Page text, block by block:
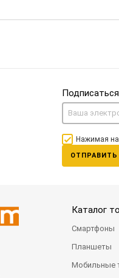
Нажимая на
ОТПРАВИТЬ
Каталог
Смартфоны
Планшеты
Мобильные